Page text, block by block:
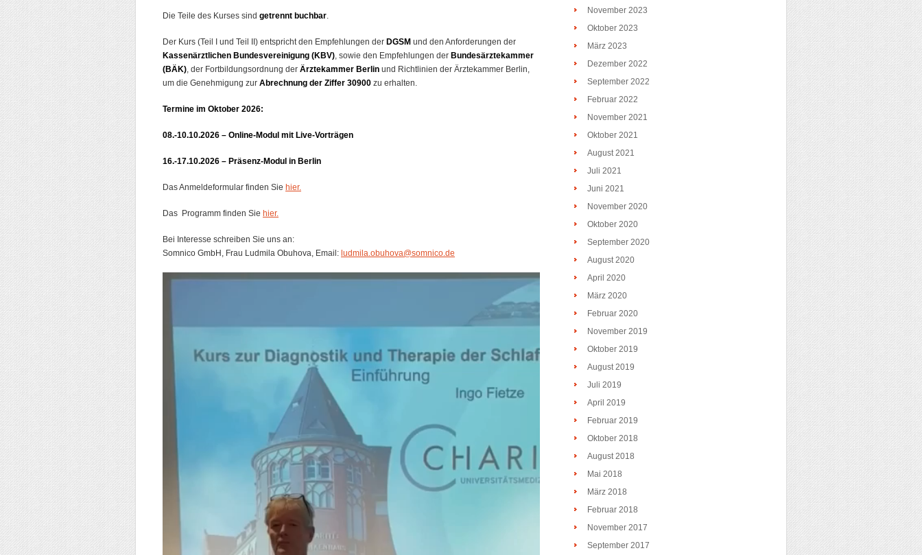
Die Teile des Kurses sind getrennt buchbar.
Der Kurs (Teil I und Teil II) entspricht den Empfehlungen der DGSM und den Anforderungen der
Kassenärztlichen Bundesvereinigung (KBV), sowie den Empfehlungen der Bundesärztekammer
(BÄK), der Fortbildungsordnung der Ärztekammer Berlin und Richtlinien der Ärztekammer Berlin,
um die Genehmigung zur Abrechnung der Ziffer 30900 zu erhalten.
Termine im Oktober 2026:
08.-10.10.2026 – Online-Modul mit Live-Vorträgen
16.-17.10.2026 – Präsenz-Modul in Berlin
Das Anmeldeformular finden Sie hier.
Das Programm finden Sie hier.
Bei Interesse schreiben Sie uns an:
Somnico GmbH, Frau Ludmila Obuhova, Email: ludmila.obuhova@somnico.de
November 2023
Oktober 2023
März 2023
Dezember 2022
September 2022
Februar 2022
November 2021
Oktober 2021
August 2021
Juli 2021
Juni 2021
November 2020
Oktober 2020
September 2020
August 2020
April 2020
März 2020
Februar 2020
November 2019
Oktober 2019
August 2019
Juli 2019
April 2019
Februar 2019
Oktober 2018
August 2018
Mai 2018
März 2018
Februar 2018
November 2017
September 2017